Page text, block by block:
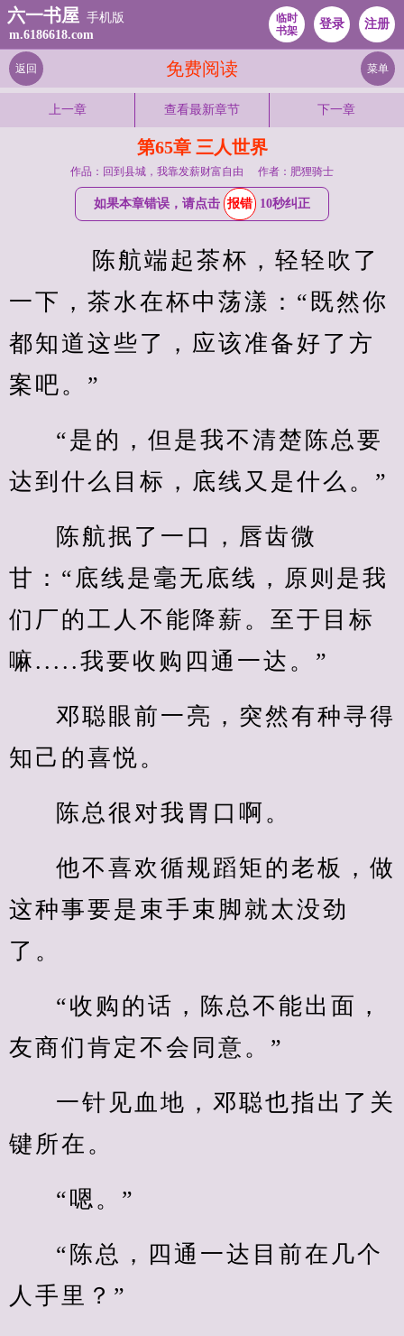
六一书屋 手机版
m.6186618.com
临时
书架
登录 注册
免费阅读
返回 菜单
上一章 查看最新章节 下一章
第65章 三人世界
作品：回到县城，我靠发薪财富自由 作者：肥狸骑士
如果本章错误，请点击 报错 10秒纠正
一下，茶水在杯中荡漾：“既然你
都知道这些了，应该准备好了方
案吧。”
“是的，但是我不清楚陈总要
达到什么目标，底线又是什么。”
陈航抿了一口，唇齿微
甘：“底线是毫无底线，原则是我
们厂的工人不能降薪。至于目标
嘛.....我要收购四通一达。”
邓聪眼前一亮，突然有种寻得
知己的喜悦。
陈总很对我胃口啊。
他不喜欢循规蹈矩的老板，做
这种事要是束手束脚就太没劲
了。
“收购的话，陈总不能出面，
友商们肯定不会同意。”
一针见血地，邓聪也指出了关
键所在。
“嗯。”
“陈总，四通一达目前在几个
人手里？”